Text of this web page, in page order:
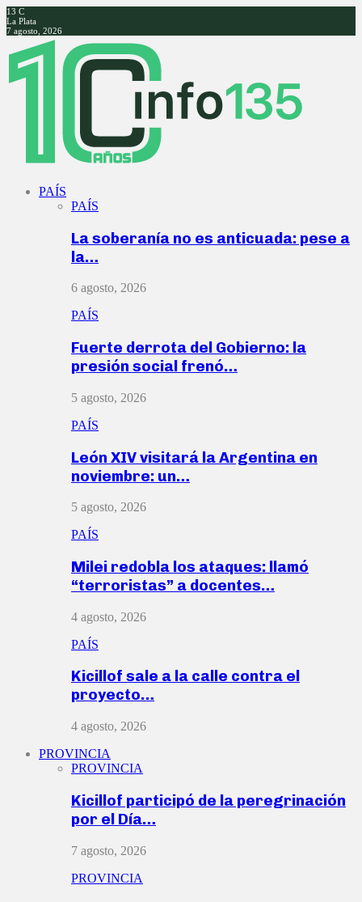
13 C
La Plata
7 agosto, 2026
Facebook
Twitter
Instagram
Youtube
PAÍS
PAÍS
La soberanía no es anticuada: pese a
la…
6 agosto, 2026
PAÍS
Fuerte derrota del Gobierno: la
presión social frenó…
5 agosto, 2026
PAÍS
León XIV visitará la Argentina en
noviembre: un…
5 agosto, 2026
PAÍS
Milei redobla los ataques: llamó
“terroristas” a docentes…
4 agosto, 2026
PAÍS
Kicillof sale a la calle contra el
proyecto…
4 agosto, 2026
PROVINCIA
PROVINCIA
Kicillof participó de la peregrinación
por el Día…
7 agosto, 2026
PROVINCIA